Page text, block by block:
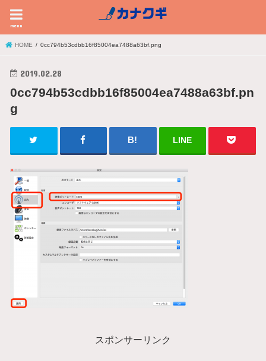
menu
HOME 0cc794b53cdbb16f85004ea7488a63bf.png
2019.02.28
0cc794b53cdbb16f85004ea7488a63bf.pn
g
LINE
スポンサーリンク